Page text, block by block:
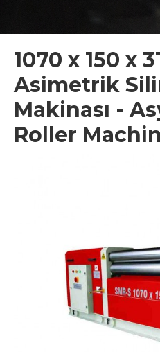
1070 x 150 x
Asimetrik
Makinası -
Roller